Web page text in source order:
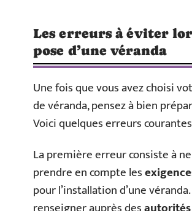
Les erreurs à éviter
pose d’une véranda
Une fois que vous avez choisi
de véranda, pensez à bien
Voici quelques erreurs
La première erreur consiste à
prendre en compte les
pour l’installation d’une